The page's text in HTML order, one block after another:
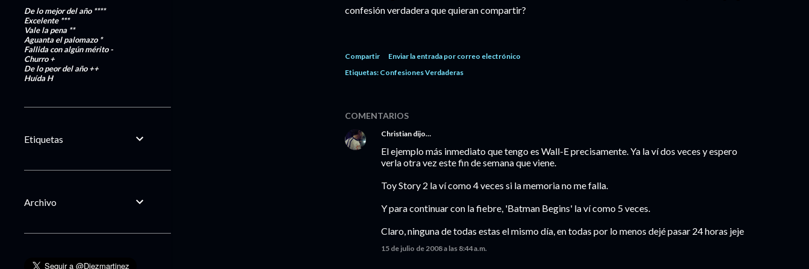
confesión verdadera que quieran compartir?
Compartir
Enviar la entrada por correo electrónico
Etiquetas: Confesiones Verdaderas
COMENTARIOS
Christian dijo…
El ejemplo más inmediato que tengo es Wall-E precisamente. Ya la ví dos veces y espero
verla otra vez este fin de semana que viene.
Toy Story 2 la ví como 4 veces si la memoria no me falla.
Y para continuar con la fiebre, 'Batman Begins' la ví como 5 veces.
Claro, ninguna de todas estas el mismo día, en todas por lo menos dejé pasar 24 horas jeje
15 de julio de 2008 a las 8:44 a.m.
De lo mejor del año ****
Excelente***
Vale la pena **
Aguanta el palomazo *
Fallida con algún mérito-
Churro+
De lo peor del año++
HuídaH
Etiquetas
Archivo